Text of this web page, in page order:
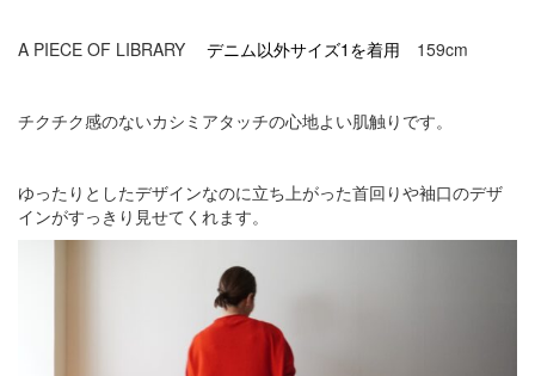
A PIECE OF LIBRARY デニム以外サイズ1を着用 159cm
チクチク感のないカシミアタッチの心地よい肌触りです。
ゆったりとしたデザインなのに立ち上がった首回りや袖口のデザ
インがすっきり見せてくれます。